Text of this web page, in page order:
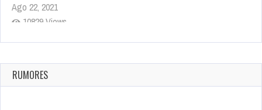
Ago 22, 2021
10829 Views
La configuración de Call of Duty 2021 aparentemente ya fue
Ago 8, 2021
10010 Views
RUMORES